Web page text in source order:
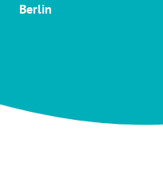
Berlin